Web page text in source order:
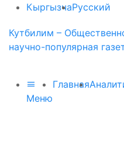
КыргызчаРусский
Кутбилим –
научно-популярная
Меню
Главная